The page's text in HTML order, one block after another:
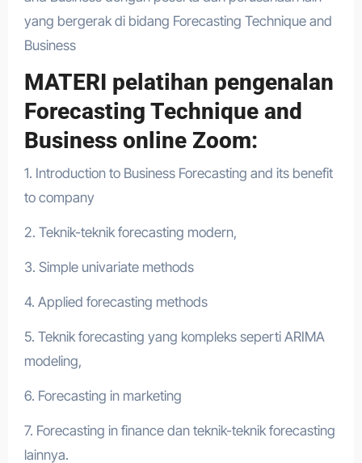
yang bergerak di bidang Forecasting Technique and
Business
MATERI pelatihan pengenalan
Forecasting Technique and
Business online Zoom:
1. Introduction to Business Forecasting and its benefit
to company
2. Teknik-teknik forecasting modern,
3. Simple univariate methods
4. Applied forecasting methods
5. Teknik forecasting yang kompleks seperti ARIMA
modeling,
6. Forecasting in marketing
7. Forecasting in finance dan teknik-teknik forecasting
lainnya.